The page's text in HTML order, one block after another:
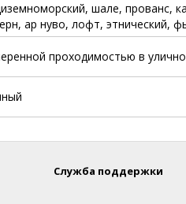
шале, прованс,
ар нуво, лофт, этнический,
проходимостью в
Служба поддержки